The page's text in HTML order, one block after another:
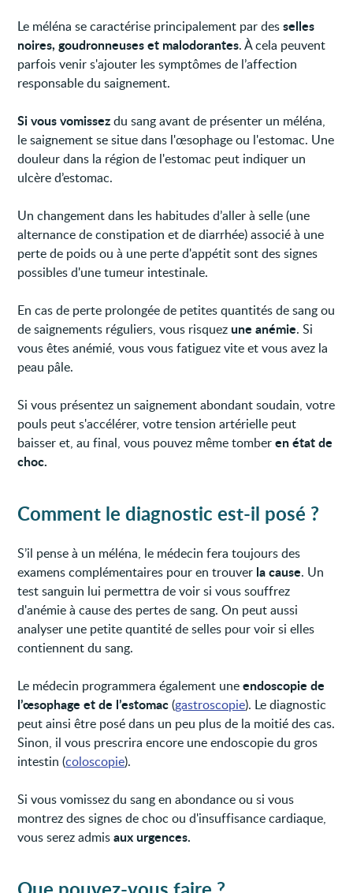
Le méléna se caractérise principalement par desselles
noires, goudronneuses et malodorantes. À cela peuvent
parfois venir s'ajouter les symptômes de l’affection
responsable du saignement.
Si vous vomissezdu sang avant de présenter un méléna,
le saignement se situe dans l'œsophage ou l'estomac. Une
douleur dans la région de l'estomac peut indiquer un
ulcère d’estomac.
Un changement dans les habitudes d’aller à selle (une
alternance de constipation et de diarrhée) associé à une
perte de poids ou à une perte d'appétit sont des signes
possibles d'une tumeur intestinale.
En cas de perte prolongée de petites quantités de sang ou
de saignements réguliers, vous risquez une anémie. Si
vous êtes anémié, vous vous fatiguez vite et vous avez la
peau pâle.
Si vous présentez un saignement abondant soudain, votre
pouls peut s'accélérer, votre tension artérielle peut
baisser et, au final, vous pouvez même tomberen état de
choc.
Comment le diagnostic est-il posé ?
S’il pense à un méléna, le médecin fera toujours des
examens complémentaires pour en trouver la cause. Un
test sanguin lui permettra de voir si vous souffrez
d'anémie à cause des pertes de sang. On peut aussi
analyser une petite quantité de selles pour voir si elles
contiennent du sang.
Le médecin programmera également uneendoscopie de
l’œsophage et de l’estomac(gastroscopie). Le diagnostic
peut ainsi être posé dans un peu plus de la moitié des cas.
Sinon, il vous prescrira encore une endoscopie du gros
intestin (coloscopie).
Si vous vomissez du sang en abondance ou si vous
montrez des signes de choc ou d'insuffisance cardiaque,
vous serez admisaux urgences.